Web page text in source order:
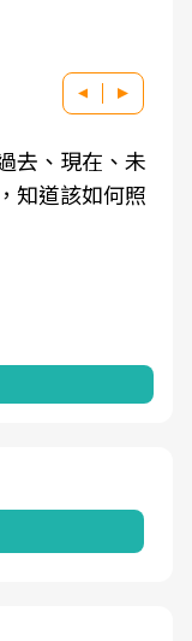
去、現在、未
知道該如何照